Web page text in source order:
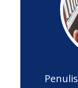
Penulis